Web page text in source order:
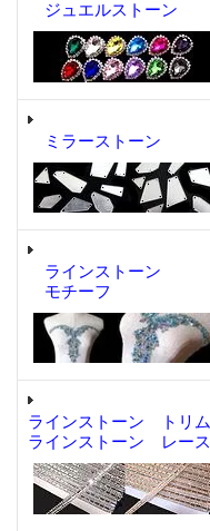
ジュエルストーン
ミラーストーン
ラインストーン
モチーフ
ラインストーン トリム
ラインストーン レース